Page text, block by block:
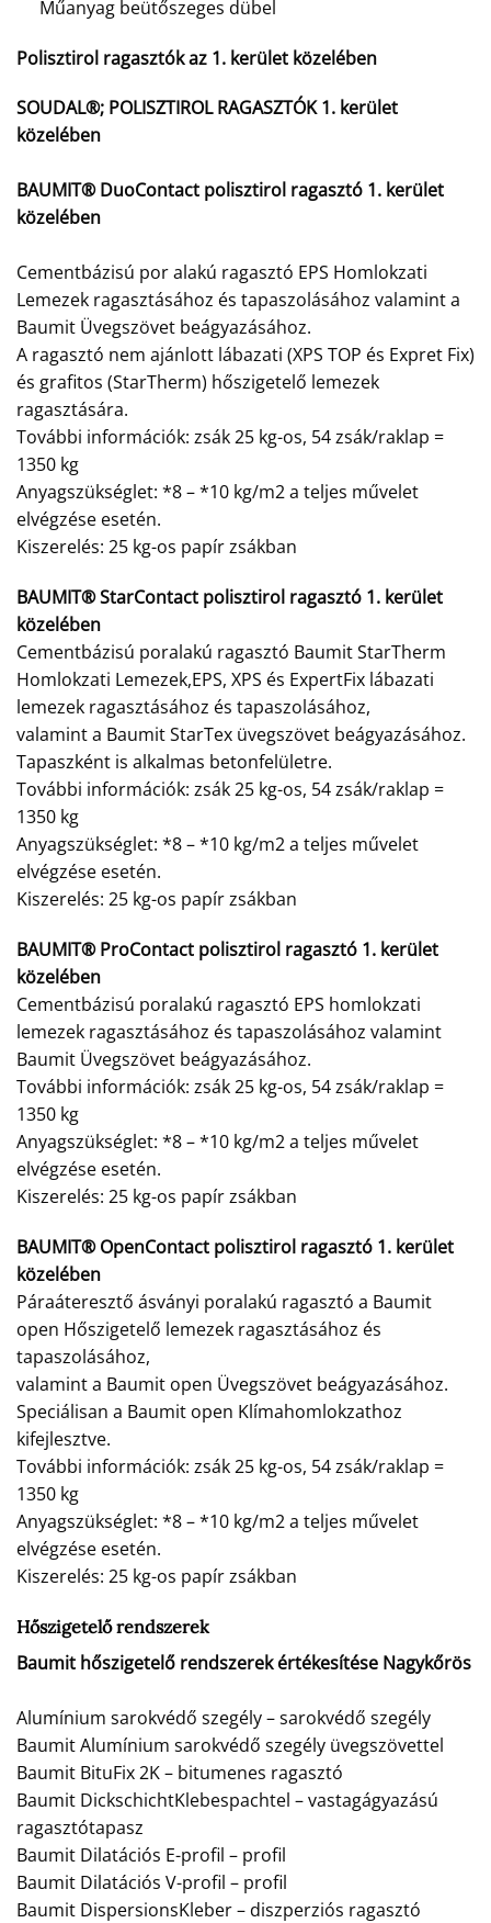
Műanyag beütőszeges dübel
Polisztirol ragasztók az 1. kerület közelében
SOUDAL®; POLISZTIROL RAGASZTÓK 1. kerület
közelében
BAUMIT® DuoContact polisztirol ragasztó 1. kerület
közelében
Cementbázisú por alakú ragasztó EPS Homlokzati
Lemezek ragasztásához és tapaszolásához valamint a
Baumit Üvegszövet beágyazásához.
A ragasztó nem ajánlott lábazati (XPS TOP és Expret Fix)
és grafitos (StarTherm) hőszigetelő lemezek
ragasztására.
További információk: zsák 25 kg-os, 54 zsák/raklap =
1350 kg
Anyagszükséglet: *8 – *10 kg/m2 a teljes művelet
elvégzése esetén.
Kiszerelés: 25 kg-os papír zsákban
BAUMIT® StarContact polisztirol ragasztó 1. kerület
közelében
Cementbázisú poralakú ragasztó Baumit StarTherm
Homlokzati Lemezek,EPS, XPS és ExpertFix lábazati
lemezek ragasztásához és tapaszolásához,
valamint a Baumit StarTex üvegszövet beágyazásához.
Tapaszként is alkalmas betonfelületre.
További információk: zsák 25 kg-os, 54 zsák/raklap =
1350 kg
Anyagszükséglet: *8 – *10 kg/m2 a teljes művelet
elvégzése esetén.
Kiszerelés: 25 kg-os papír zsákban
BAUMIT® ProContact polisztirol ragasztó 1. kerület
közelében
Cementbázisú poralakú ragasztó EPS homlokzati
lemezek ragasztásához és tapaszolásához valamint
Baumit Üvegszövet beágyazásához.
További információk: zsák 25 kg-os, 54 zsák/raklap =
1350 kg
Anyagszükséglet: *8 – *10 kg/m2 a teljes művelet
elvégzése esetén.
Kiszerelés: 25 kg-os papír zsákban
BAUMIT® OpenContact polisztirol ragasztó 1. kerület
közelében
Páraáteresztő ásványi poralakú ragasztó a Baumit
open Hőszigetelő lemezek ragasztásához és
tapaszolásához,
valamint a Baumit open Üvegszövet beágyazásához.
Speciálisan a Baumit open Klímahomlokzathoz
kifejlesztve.
További információk: zsák 25 kg-os, 54 zsák/raklap =
1350 kg
Anyagszükséglet: *8 – *10 kg/m2 a teljes művelet
elvégzése esetén.
Kiszerelés: 25 kg-os papír zsákban
Hőszigetelő rendszerek
Baumit hőszigetelő rendszerek értékesítése Nagykőrös
Alumínium sarokvédő szegély – sarokvédő szegély
Baumit Alumínium sarokvédő szegély üvegszövettel
Baumit BituFix 2K – bitumenes ragasztó
Baumit DickschichtKlebespachtel – vastagágyazású
ragasztótapasz
Baumit Dilatációs E-profil – profil
Baumit Dilatációs V-profil – profil
Baumit DispersionsKleber – diszperziós ragasztó